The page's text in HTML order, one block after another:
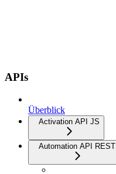
APIs
Überblick
Activation API JS
Automation API REST